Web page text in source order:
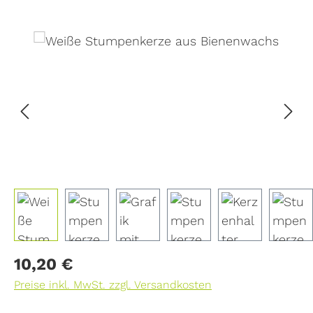
Bildergalerie überspringen
Regulärer Preis:
10,20 €
Preise inkl. MwSt. zzgl. Versandkosten